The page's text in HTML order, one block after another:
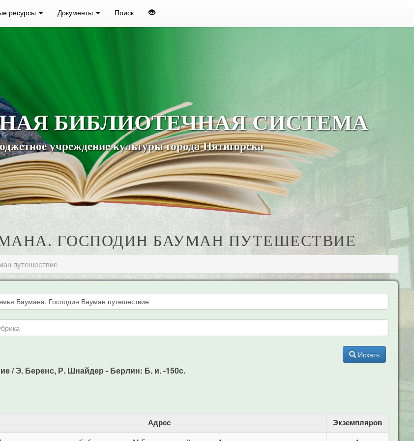
ресурсы Документы Поиск
БИБЛИОТЕЧНАЯ СИСТЕМА
учреждение культуры города Пятигорска
ГОСПОДИН БАУМАН ПУТЕШЕСТВИЕ
путешествие
Искать
/ Э. Беренс, Р. Шнайдер - Берлин: Б. и. -150c.
Адрес Экземпляров